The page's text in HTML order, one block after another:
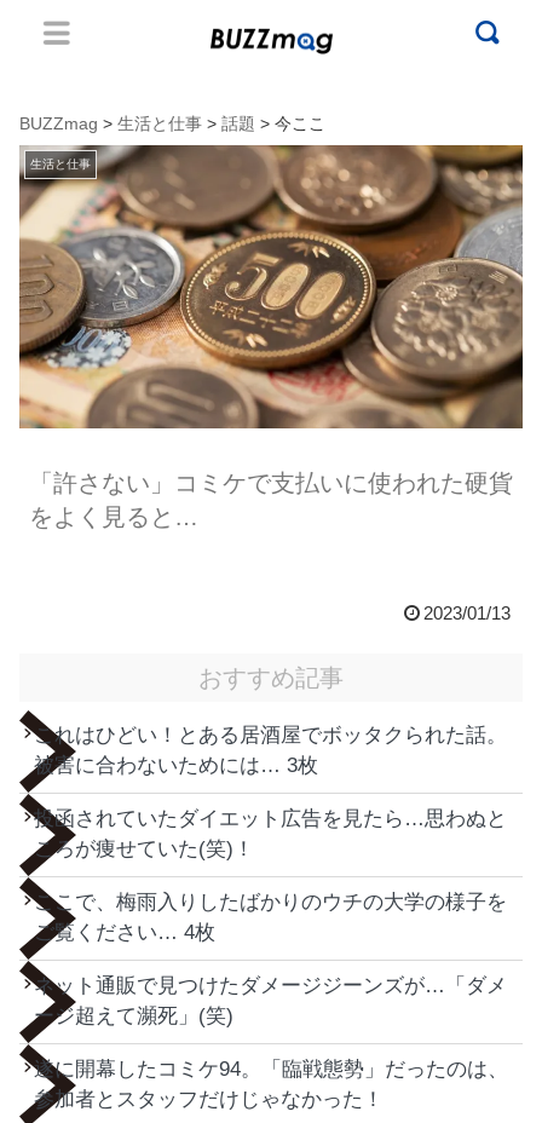
BUZZmag > 生活と仕事 > 話題 > 今ここ
生活と仕事
「許さない」コミケで支払いに使われた硬貨
をよく見ると…
2023/01/13
おすすめ記事
これはひどい！とある居酒屋でボッタクられた話。
被害に合わないためには… 3枚
投函されていたダイエット広告を見たら…思わぬと
ころが痩せていた(笑)！
ここで、梅雨入りしたばかりのウチの大学の様子を
ご覧ください… 4枚
ネット通販で見つけたダメージジーンズが…「ダメ
ージ超えて瀕死」(笑)
遂に開幕したコミケ94。「臨戦態勢」だったのは、
参加者とスタッフだけじゃなかった！